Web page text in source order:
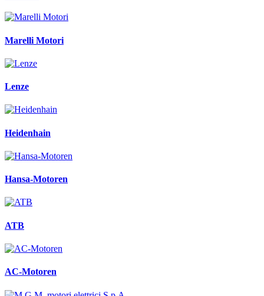
Marelli Motori
Lenze
Heidenhain
Hansa-Motoren
ATB
AC-Motoren